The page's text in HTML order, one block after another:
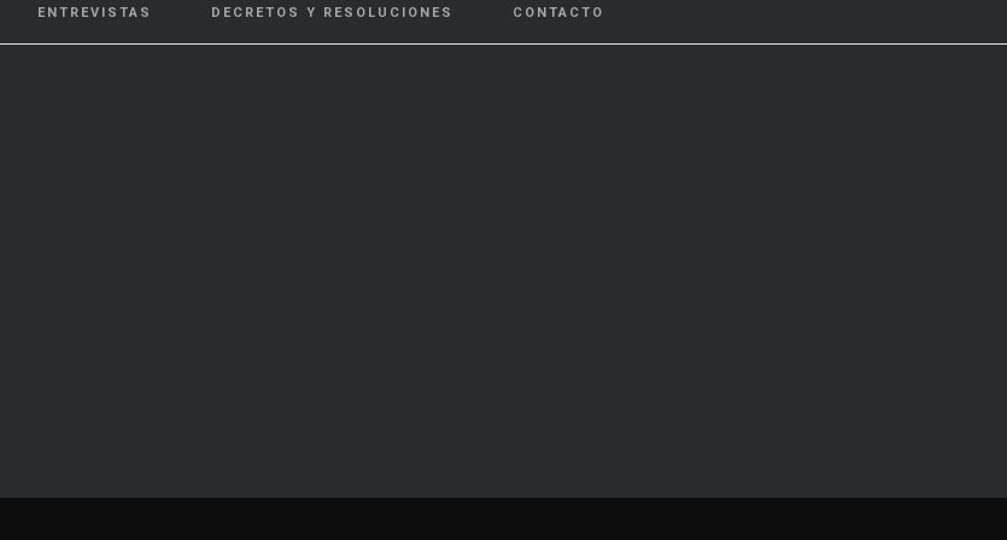
ENTREVISTAS DECRETOS Y RESOLUCIONES CONTACTO